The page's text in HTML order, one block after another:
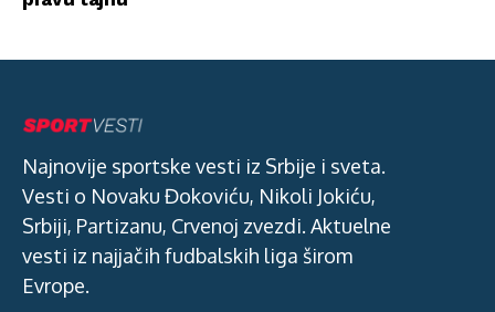
Najnovije sportske vesti iz Srbije i sveta.
Vesti o Novaku Đokoviću, Nikoli Jokiću,
Srbiji, Partizanu, Crvenoj zvezdi. Aktuelne
vesti iz najjačih fudbalskih liga širom
Evrope.